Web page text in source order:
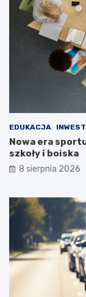
EDUKACJA
Nowa era
szkoły i boiska
8 sierpnia 2026